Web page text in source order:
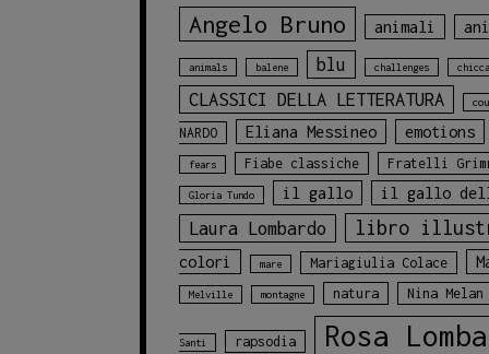
Angelo Bruno animali
animals balene blu challenges
CLASSICI DELLA LETTERATURA
NARDO Eliana Messineo emotions
fears Fiabe classiche Fratelli
Gloria Tundo il gallo il gallo
Laura Lombardo libro
colori mare Mariagiulia Colace
Melville montagne natura Nina Melan
Santi rapsodia Rosa